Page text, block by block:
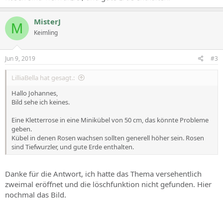
M MisterJ
Keimling
Jun 9, 2019 #3
LilliaBella hat gesagt.:
Hallo Johannes,
Bild sehe ich keines.
Eine Kletterrose in eine Minikübel von 50 cm, das könnte Probleme
geben.
Kübel in denen Rosen wachsen sollten generell höher sein. Rosen
sind Tiefwurzler, und gute Erde enthalten.
Danke für die Antwort, ich hatte das Thema versehentlich
zweimal eröffnet und die löschfunktion nicht gefunden. Hier
nochmal das Bild.